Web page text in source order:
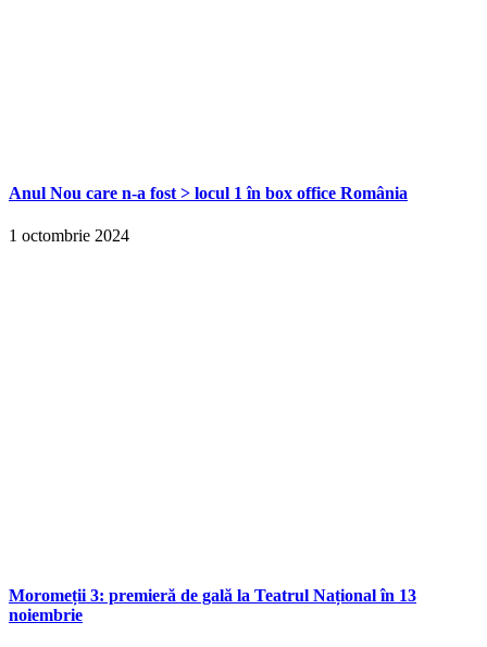
Anul Nou care n-a fost > locul 1 în box office România
1 octombrie 2024
Moromeții 3: premieră de gală la Teatrul Național în 13
noiembrie